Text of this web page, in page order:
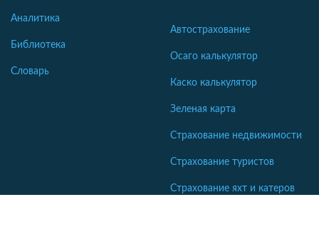
Аналитика
Библиотека
Словарь
Автострахование
Осаго калькулятор
Каско калькулятор
Зеленая карта
Страхование недвижимости
Страхование туристов
Страхование яхт и катеров